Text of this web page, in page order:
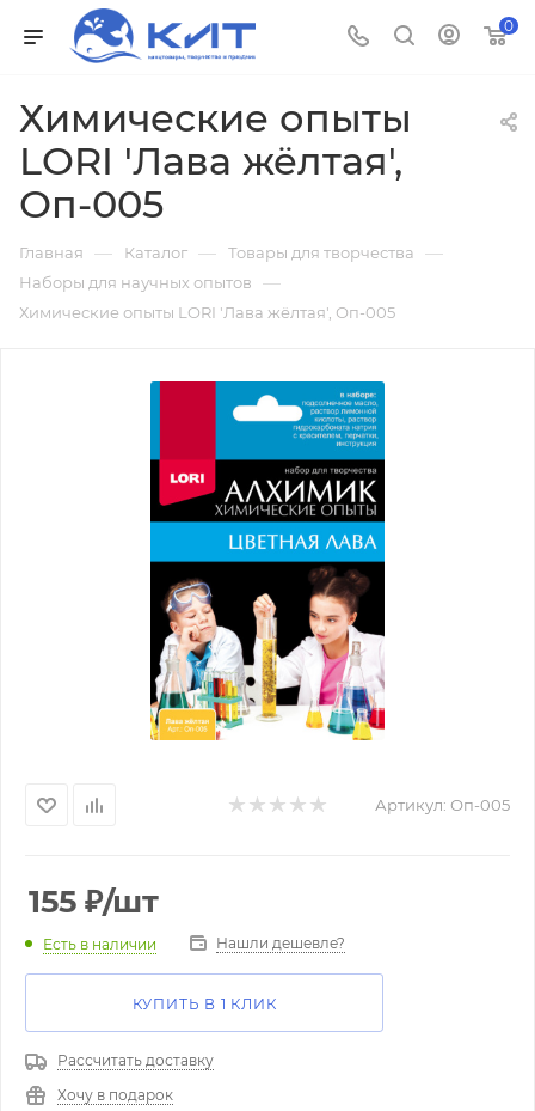
0
Химические опыты
LORI 'Лава жёлтая',
Оп-005
Главная — Каталог — Товары для творчества —
Наборы для научных опытов —
Химические опыты LORI 'Лава жёлтая', Оп-005
Артикул: Оп-005
155 ₽/шт
Есть в наличии Нашли дешевле?
КУПИТЬ В 1 КЛИК
Рассчитать доставку
Хочу в подарок